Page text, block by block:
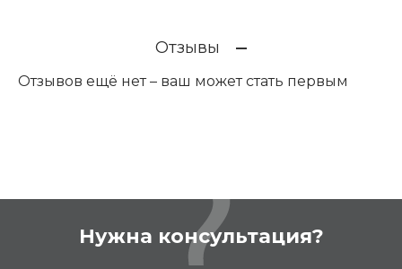
Отзывы
Отзывов ещё нет – ваш может стать первым
Нужна консультация?